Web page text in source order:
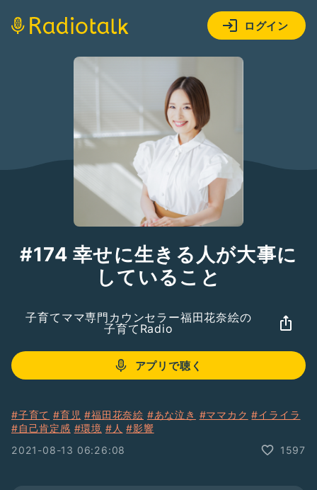
ログイン
#174 幸せに生きる人が大事に
していること
子育てママ専門カウンセラー福田花奈絵の
子育てRadio
アプリで聴く
#子育て #育児 #福田花奈絵 #あな泣き #ママカク #イライラ
#自己肯定感 #環境 #人 #影響
2021-08-13 06:26:08
1597